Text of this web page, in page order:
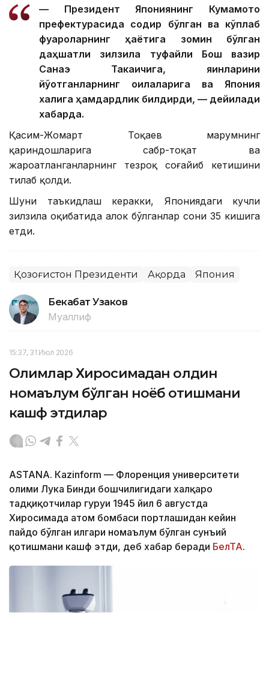
— Президент Япониянинг Кумамото
префектурасида содир бўлган ва кўплаб
фуқароларнинг ҳаётига зомин бўлган
даҳшатли зилзила туфайли Бош вазир
Санаэ Такаичига, яқинларини
йўқотганларнинг оилаларига ва Япония
халқига ҳамдардлик билдирди, — дейилади
хабарда.
Қасим-Жомарт Тоқаев марҳумнинг
қариндошларига сабр-тоқат ва
жароҳатланганларнинг тезроқ соғайиб кетишини
тилаб қолди.
Шуни таъкидлаш керакки, Япониядаги кучли
зилзила оқибатида ҳалок бўлганлар сони 35 кишига
етди.
Қозоғистон Президенти Ақорда Япония
Бекабат Узаков
Муаллиф
15:37, 31 Июл 2026
Олимлар Хиросимадан олдин
номаълум бўлган ноёб қотишмани
кашф этдилар
ASTANА. Кazinform — Флоренция университети
олими Лука Бинди бошчилигидаги халқаро
тадқиқотчилар гуруҳи 1945 йил 6 августда
Хиросимада атом бомбаси портлашидан кейин
пайдо бўлган илгари номаълум бўлган сунъий
қотишмани кашф этди, деб хабар беради БелТА.